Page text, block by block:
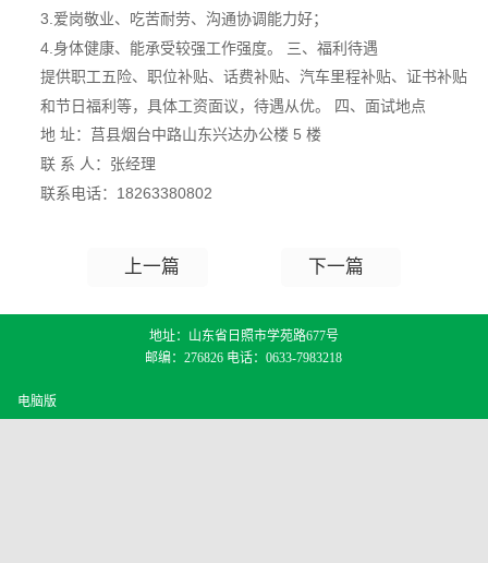
3.爱岗敬业、吃苦耐劳、沟通协调能力好；
4.身体健康、能承受较强工作强度。 三、福利待遇
提供职工五险、职位补贴、话费补贴、汽车里程补贴、证书补贴
和节日福利等，具体工资面议，待遇从优。 四、面试地点
地 址：莒县烟台中路山东兴达办公楼 5 楼
联 系 人：张经理
联系电话：18263380802
上一篇 下一篇
地址：山东省日照市学苑路677号
邮编：276826 电话：0633-7983218
电脑版